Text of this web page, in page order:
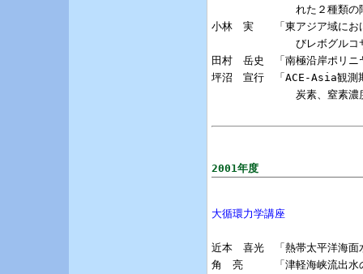
れた２種類の
小林　実　　「東アジア域に
びレボグルコ
田村　岳史　「南極沿岸ポリ
坪沼　宣行　「ACE-Asia観測
炭素、窒素濃
2001年度
大循環力学講座
近本　喜光　「熱帯太平洋海
角　亮　　　「津軽海峡流出